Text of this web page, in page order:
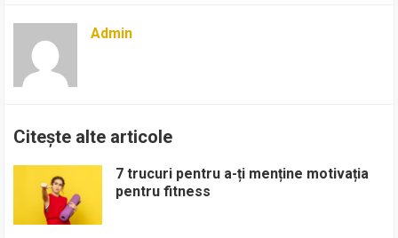
Admin
Citește alte articole
7 trucuri pentru a-ți menține motivația
pentru fitness